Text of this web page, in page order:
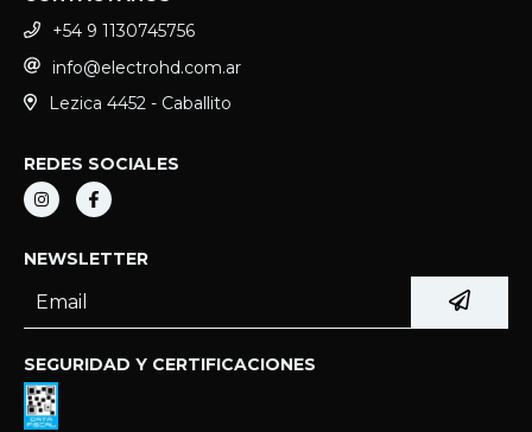
+54 9 1130745756
info@electrohd.com.ar
Lezica 4452 - Caballito
REDES SOCIALES
NEWSLETTER
SEGURIDAD Y CERTIFICACIONES